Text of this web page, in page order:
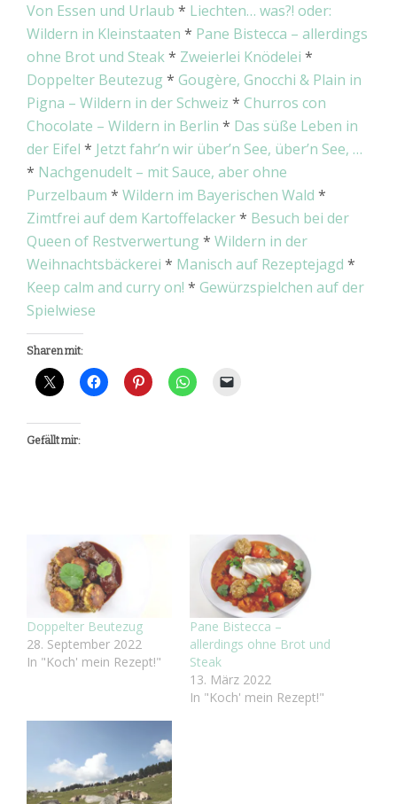
Von Essen und Urlaub * Liechten… was?! oder:
Wildern in Kleinstaaten * Pane Bistecca – allerdings
ohne Brot und Steak* Zweierlei Knödelei *
Doppelter Beutezug * Gougère, Gnocchi & Plain in
Pigna – Wildern in der Schweiz * Churros con
Chocolate – Wildern in Berlin * Das süße Leben in
der Eifel * Jetzt fahr’n wir über’n See, über’n See, …
* Nachgenudelt – mit Sauce, aber ohne
Purzelbaum * Wildern im Bayerischen Wald *
Zimtfrei auf dem Kartoffelacker* Besuch bei der
Queen of Restverwertung * Wildern in der
Weihnachtsbäckerei * Manisch auf Rezeptejagd *
Keep calm and curry on! * Gewürzspielchen auf der
Spielwiese
Sharen mit:
Gefällt mir:
Doppelter Beutezug
28. September 2022
In "Koch' mein Rezept!"
Pane Bistecca –
allerdings ohne Brot und
Steak
13. März 2022
In "Koch' mein Rezept!"